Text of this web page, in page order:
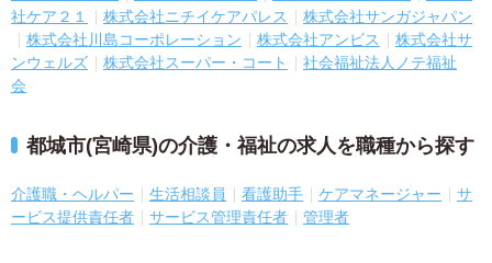
社ケア２１
株式会社ニチイケアパレス
株式会社サンガジャパン
株式会社川島コーポレーション
株式会社アンビス
株式会社サ
ンウェルズ
株式会社スーパー・コート
社会福祉法人ノテ福祉
会
都城市(宮崎県)の介護・福祉の求人を職種から探す
介護職・ヘルパー 生活相談員 看護助手 ケアマネージャー
サ
ービス提供責任者
サービス管理責任者 管理者